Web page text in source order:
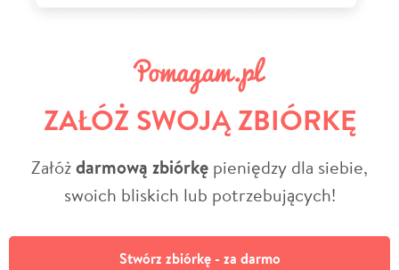
ZAŁÓŻ SWOJĄ ZBIÓRKĘ
Załóżdarmową zbiórkę pieniędzy dla siebie,
swoich bliskich lub potrzebujących!
Stwórz zbiórkę - za darmo